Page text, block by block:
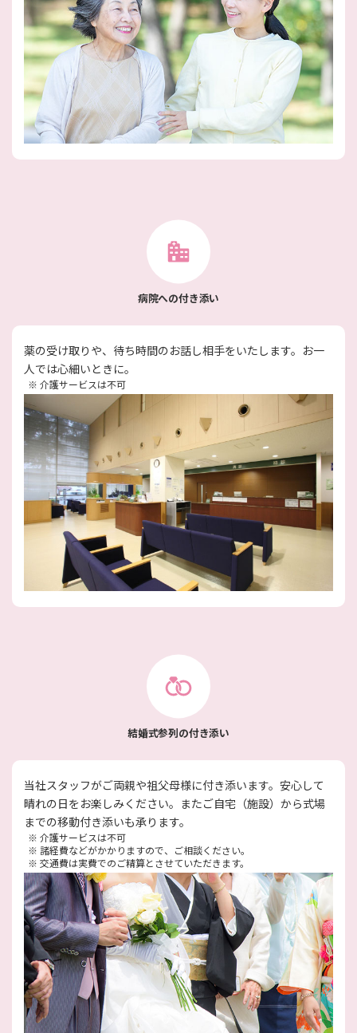
病院への付き添い
薬の受け取りや、待ち時間のお話し相手をいたします。お一
人では心細いときに。
※ 介護サービスは不可
結婚式参列の付き添い
当社スタッフがご両親や祖父母様に付き添います。安心して
晴れの日をお楽しみください。またご自宅（施設）から式場
までの移動付き添いも承ります。
※ 介護サービスは不可
※ 諸経費などがかかりますので、ご相談ください。
※ 交通費は実費でのご精算とさせていただきます。